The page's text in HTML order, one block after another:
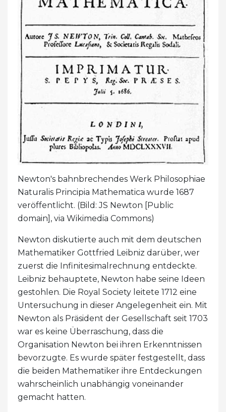
Newton's bahnbrechendes Werk Philosophiae
Naturalis Principia Mathematica wurde 1687
veröffentlicht. (Bild: JS Newton [Public
domain], via Wikimedia Commons)
Newton diskutierte auch mit dem deutschen
Mathematiker Gottfried Leibniz darüber, wer
zuerst die Infinitesimalrechnung entdeckte.
Leibniz behauptete, Newton habe seine Ideen
gestohlen. Die Royal Society leitete 1712 eine
Untersuchung in dieser Angelegenheit ein. Mit
Newton als Präsident der Gesellschaft seit 1703
war es keine Überraschung, dass die
Organisation Newton bei ihren Erkenntnissen
bevorzugte. Es wurde später festgestellt, dass
die beiden Mathematiker ihre Entdeckungen
wahrscheinlich unabhängig voneinander
gemacht hatten.